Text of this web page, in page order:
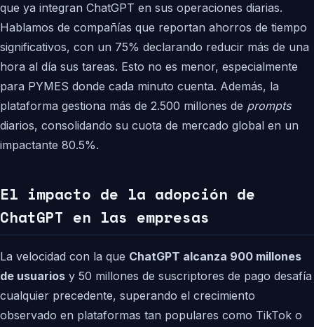
que ya integran ChatGPT en sus operaciones diarias.
Hablamos de compañías que reportan ahorros de tiempo
significativos, con un 75% declarando reducir más de una
hora al día sus tareas. Esto no es menor, especialmente
para PYMES donde cada minuto cuenta. Además, la
plataforma gestiona más de 2.500 millones de prompts
diarios, consolidando su cuota de mercado global en un
impactante 80.5%.
El impacto de la adopción de
ChatGPT en las empresas
La velocidad con la que ChatGPT alcanza 900 millones
de usuarios y 50 millones de suscriptores de pago desafía
cualquier precedente, superando el crecimiento
observado en plataformas tan populares como TikTok o